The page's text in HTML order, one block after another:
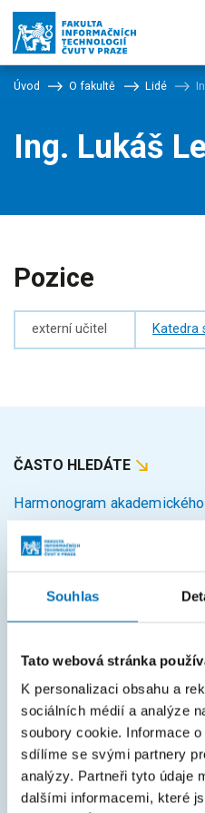
Souhlas
Tato webová stránka
K personalizaci obsahu a
sociálních médií a analýze
soubory cookie. Informace
sdílíme se svými partnery
analýzy. Partneři tyto údaje
dalšími informacemi, které
Úvod O fakultě Lidé
Ing. Lukáš
Pozice
externí učitel Katedra
ČASTO HLEDÁTE
Harmonogram
Studijní oddělení
Rozcestník systémů
Courses
Intranet
MAPA STRÁNEK
Úvod